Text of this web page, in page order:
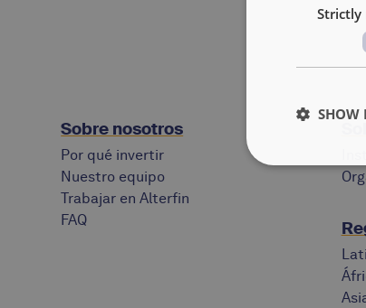
Sobre nosotros
Por qué invertir
Nuestro equipo
Trabajar en Alterfin
FAQ
Strictly
SHOW